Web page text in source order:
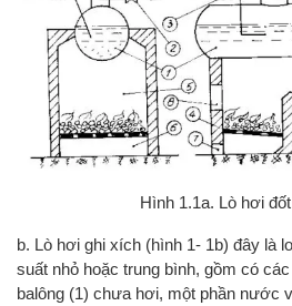
Hình 1.1a. Lò hơi
b. Lò hơi ghi xích (hình 1- 1b) đây là
suất nhỏ hoặc trung bình, gồm có
balông (1) chưa hơi, một phần nước